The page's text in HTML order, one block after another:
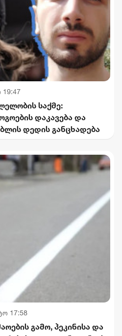
19:47
საქმე:
დაკავება და
დედის განცხადება
17:58
გამო, პეკინისა და